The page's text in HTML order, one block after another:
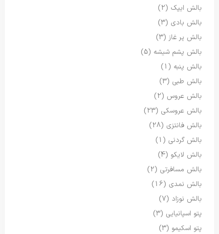
بالش ایپک (2)
بالش بادی (3)
بالش پر غاز (3)
بالش پشم شیشه (5)
بالش پنبه (1)
بالش طبی (3)
بالش عروس (2)
بالش عروسکی (23)
بالش فانتزی (28)
بالش گردنی (1)
بالش لایکو (4)
بالش مسافرتی (2)
بالش نمدی (16)
بالش نوزاد (7)
پتو اسپانیایی (3)
پتو اسکیمو (3)